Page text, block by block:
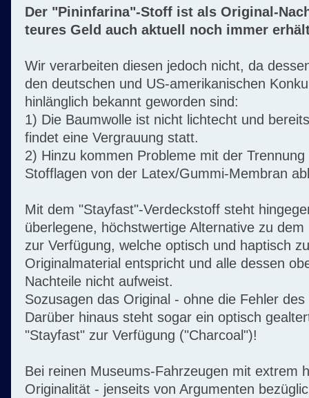
Der "Pininfarina"-Stoff ist als Original-
teures Geld auch aktuell noch immer
Wir verarbeiten diesen jedoch nicht, da
den deutschen und US-amerikanischen
hinlänglich bekannt geworden sind:
1) Die Baumwolle ist nicht lichtecht und
findet eine Vergrauung statt.
2) Hinzu kommen Probleme mit der
Stofflagen von der Latex/Gummi-Membran
Mit dem "Stayfast"-Verdeckstoff steht
überlegene, höchstwertige Alternative zu
zur Verfügung, welche optisch und haptisch
Originalmaterial entspricht und alle dessen
Nachteile nicht aufweist.
Sozusagen das Original - ohne die Fehler des
Darüber hinaus steht sogar ein optisch
"Stayfast" zur Verfügung ("Charcoal")!
Bei reinen Museums-Fahrzeugen mit extrem
Originalität - jenseits von Argumenten